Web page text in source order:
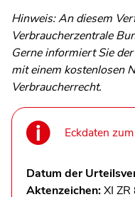
Hinweis: An diesem
Verbraucherzentrale
Gerne informiert Sie
mit einem kostenlosen
Verbraucherrecht.
Eckdaten
Datum der
Aktenzeichen:XI